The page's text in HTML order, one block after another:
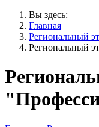
Вы здесь:
Главная
Региональный
Региональный